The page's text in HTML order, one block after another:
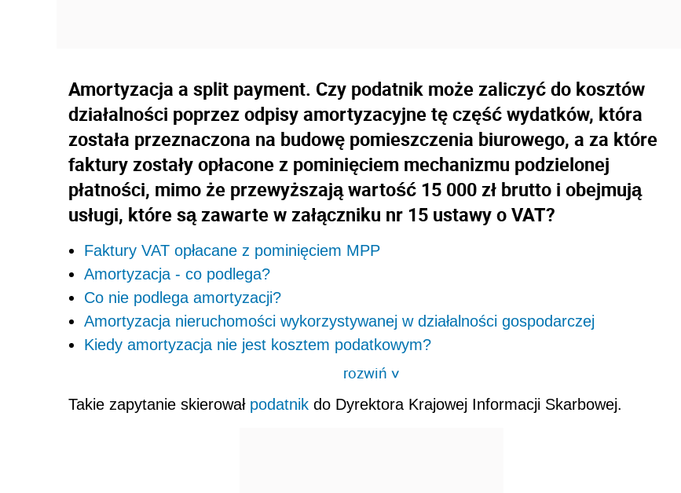
Amortyzacja a split payment. Czy podatnik może zaliczyć do kosztów
działalności poprzez odpisy amortyzacyjne tę część wydatków, która
została przeznaczona na budowę pomieszczenia biurowego, a za które
faktury zostały opłacone z pominięciem mechanizmu podzielonej
płatności, mimo że przewyższają wartość 15 000 zł brutto i obejmują
usługi, które są zawarte w załączniku nr 15 ustawy o VAT?
Faktury VAT opłacane z pominięciem MPP
Amortyzacja - co podlega?
Co nie podlega amortyzacji?
Amortyzacja nieruchomości wykorzystywanej w działalności gospodarczej
Kiedy amortyzacja nie jest kosztem podatkowym?
rozwiń>
Takie zapytanie skierował podatnik do Dyrektora Krajowej Informacji Skarbowej.